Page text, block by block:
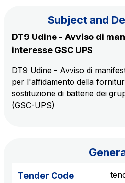
The
The technology operator for
Intelligent Transport Systems
Tecne
Italy's leading company in
complex infrastructures
Discover our
Scan the QR Code with
camera to download the App
Find out more
Subject and
DT9 Udine - Avviso di
interesse GSC UPS
DT9 Udine - Avviso di
per l'affidamento della
sostituzione di batterie dei
(GSC-UPS)
Tender Code